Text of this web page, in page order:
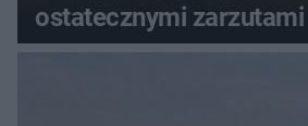
ostatecznymi zarzutami